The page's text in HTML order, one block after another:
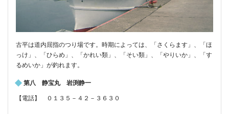
古平は道内屈指のつり場です。時期によっては、「さくらます」、「ほ
っけ」、「ひらめ」、「かれい類」、「そい類」、「やりいか」、「す
るめいか」が釣れます。
第八 静宝丸 岩渕静一
【電話】 ０１３５－４２－３６３０